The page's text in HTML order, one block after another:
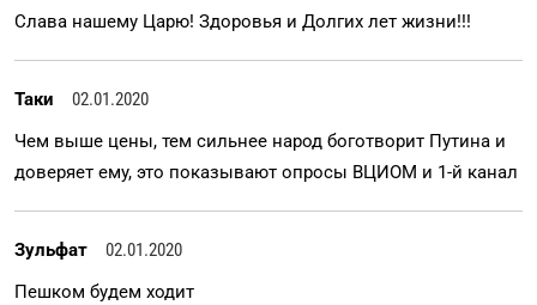
Слава нашему Царю! Здоровья и Долгих лет жизни!!!
Таки
02.01.2020
Чем выше цены, тем сильнее народ боготворит Путина и
доверяет ему, это показывают опросы ВЦИОМ и 1-й канал
Зульфат
02.01.2020
Пешком будем ходит